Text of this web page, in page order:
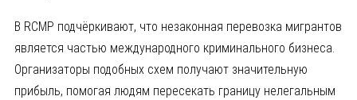
В RCMP подчёркивают, что незаконная перевозка мигрантов
является частью международного криминального бизнеса.
Организаторы подобных схем получают значительную
прибыль, помогая людям пересекать границу нелегальным